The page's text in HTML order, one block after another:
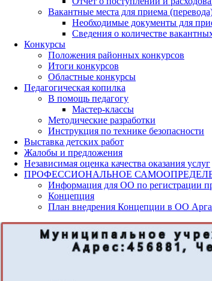
Вакантные места для приема
Необходимые документы для
Сведения о количестве
Конкурсы
Положения районных конкурсов
Итоги конкурсов
Областные конкурсы
Педагогическая копилка
В помощь педагогу
Мастер-классы
Методические разработки
Инструкция по технике безопасности
Выставка детских работ
Жалобы и предложения
Независимая оценка качества оказания услуг
ПРОФЕССИОНАЛЬНОЕ
Информация для ОО по регистрации
Концепция
План внедрения Концепции в ОО